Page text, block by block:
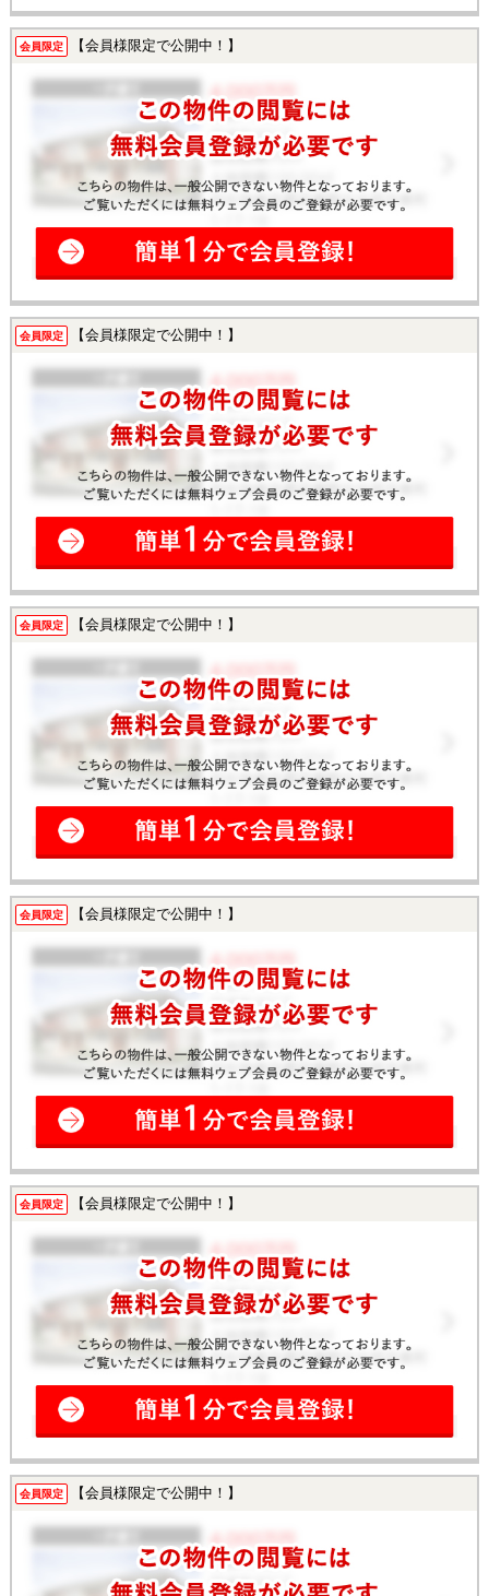
会員限定 【会員様限定で公開中！】
会員限定 【会員様限定で公開中！】
会員限定 【会員様限定で公開中！】
会員限定 【会員様限定で公開中！】
会員限定 【会員様限定で公開中！】
会員限定 【会員様限定で公開中！】